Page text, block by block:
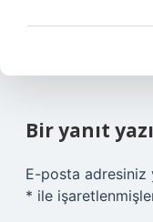
Bir yanıt
E-posta adresiniz
* ile